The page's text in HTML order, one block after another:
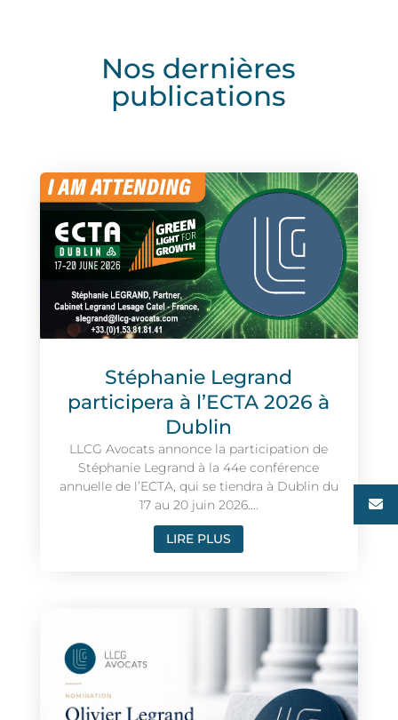
Nos dernières
publications
Stéphanie Legrand
participera à l’ECTA 2026 à
Dublin
LLCG Avocats annonce la participation de
Stéphanie Legrand à la 44e conférence
annuelle de l’ECTA, qui se tiendra à Dublin du
17 au 20 juin 2026....
LIRE PLUS